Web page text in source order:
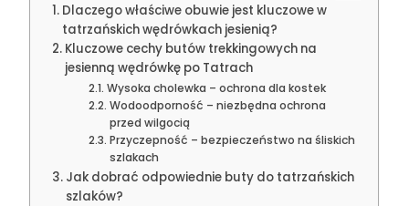
Dlaczego właściwe obuwie jest kluczowe w
tatrzańskich wędrówkach jesienią?
Kluczowe cechy butów trekkingowych na
jesienną wędrówkę po Tatrach
Wysoka cholewka – ochrona dla kostek
Wodoodporność – niezbędna ochrona
przed wilgocią
Przyczepność – bezpieczeństwo na śliskich
szlakach
Jak dobrać odpowiednie buty do tatrzańskich
szlaków?